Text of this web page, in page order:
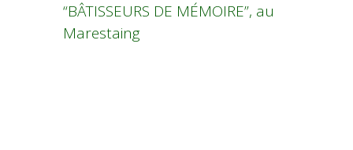
“BÂTISSEURS DE MÉMOIRE”, au
Marestaing